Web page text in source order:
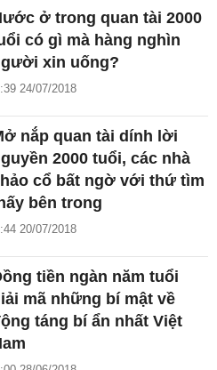
ở trong quan tài 2000
có gì mà hàng nghìn
xin uống?
24/07/2018
nắp quan tài dính lời
2000 tuổi, các nhà
cổ bất ngờ với thứ tìm
bên trong
20/07/2018
tiền ngàn năm tuổi
mã những bí mật về
táng bí ẩn nhất Việt